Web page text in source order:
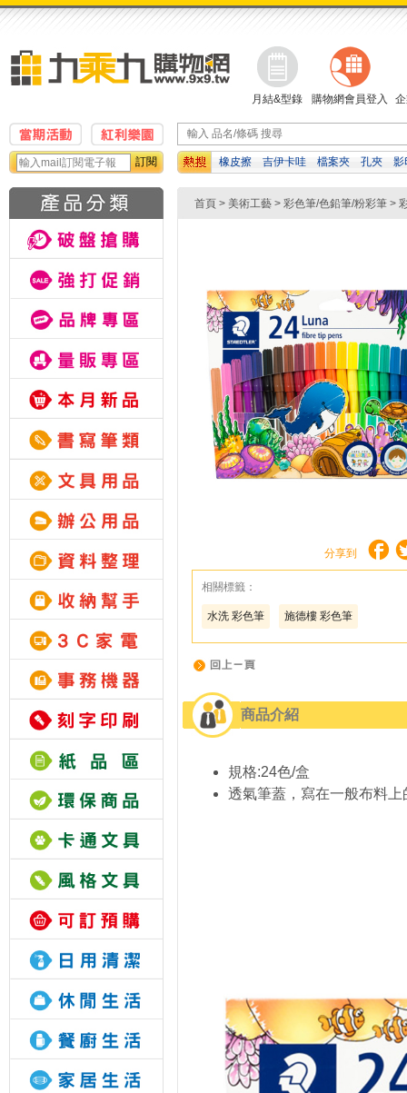
月結&型錄 購物網會員登入
訂閱 橡皮擦 吉伊卡哇 檔案夾 孔夾
影
首頁 > 美術工藝 > 彩色筆/色鉛筆/粉彩筆 >
分享到
相關標籤：
水洗 彩色筆 施德樓 彩色筆
商品介紹
規格:24色/盒
透氣筆蓋，寫在一般布料